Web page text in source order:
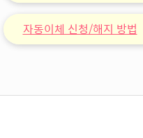
자동이체 신청/해지 방법